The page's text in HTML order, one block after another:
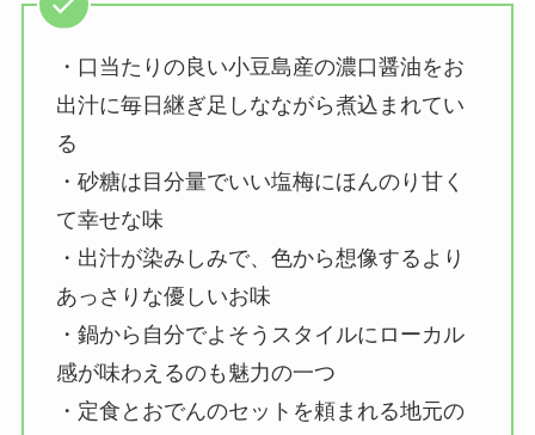
・口当たりの良い小豆島産の濃口醤油をお
出汁に毎日継ぎ足しなながら煮込まれてい
る
・砂糖は目分量でいい塩梅にほんのり甘く
て幸せな味
・出汁が染みしみで、色から想像するより
あっさりな優しいお味
・鍋から自分でよそうスタイルにローカル
感が味わえるのも魅力の一つ
・定食とおでんのセットを頼まれる地元の